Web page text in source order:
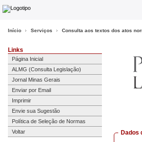
Início Serviços Consulta aos textos dos atos
Links
Página Inicial
ALMG (Consulta Legislação)
Jornal Minas Gerais
Enviar por Email
Imprimir
Envie sua Sugestão
Política de Seleção de Normas
Voltar
Dados